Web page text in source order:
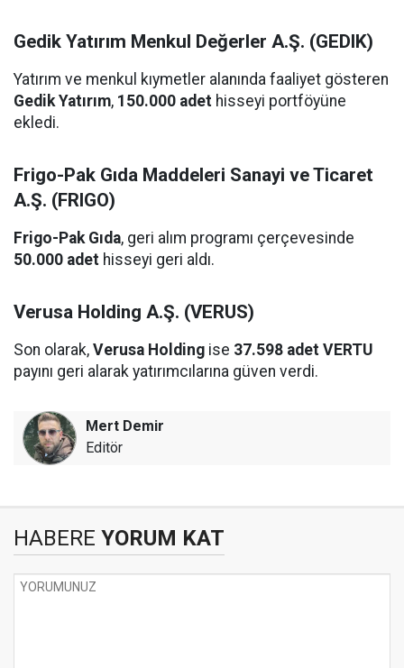
Gedik Yatırım Menkul Değerler A.Ş. (GEDIK)
Yatırım ve menkul kıymetler alanında faaliyet gösteren
Gedik Yatırım, 150.000 adet hisseyi portföyüne
ekledi.
Frigo-Pak Gıda Maddeleri Sanayi ve Ticaret
A.Ş. (FRIGO)
Frigo-Pak Gıda, geri alım programı çerçevesinde
50.000 adet hisseyi geri aldı.
Verusa Holding A.Ş. (VERUS)
Son olarak, Verusa Holding ise 37.598 adet VERTU
payını geri alarak yatırımcılarına güven verdi.
Mert Demir
Editör
HABERE YORUM KAT